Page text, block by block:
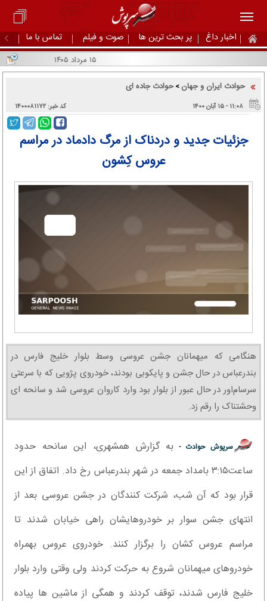
اخبار داغ پر بحث ترین ها صوت و فیلم تماس با ما
حوادث ایران و جهان >حوادث جاده ای
۱۱:۰۸ - ۱۵ آبان ۱۴۰۰ کد خبر: ۱۴۰۰۰۸۱۱۷۲
جزئیات جدید و دردناک از مرگ دادماد در مراسم
عروس کِشون
هنگامی که میهمانان جشن عروسی وسط بلوار خلیج فارس در
بندرعباس در حال جشن و پایکوبی بودند، خودروی پژویی که با سرعتی
سرسام‌اور در حال عبور از بلوار بود وارد کاروان عروسی شد و سانحه ای
وحشتناک را رقم زد.
سرپوش حوادث - به گزارش همشهری، این سانحه حدود
ساعت۳:۱۵ بامداد جمعه در شهر بندرعباس رخ داد. اتفاق از این
قرار بود که آن شب، شرکت کنندگان در جشن عروسی بعد از
انتهای جشن سوار بر خودروهایشان راهی خیابان شدند تا
مراسم عروس کشان را برگزار کنند. خودروی عروس بهمراه
خودروهای میهمانان شروع به حرکت کردند ولی وقتی وارد بلوار
خلیج فارس شدند، توقف کردند و همگی از ماشین ها پیاده